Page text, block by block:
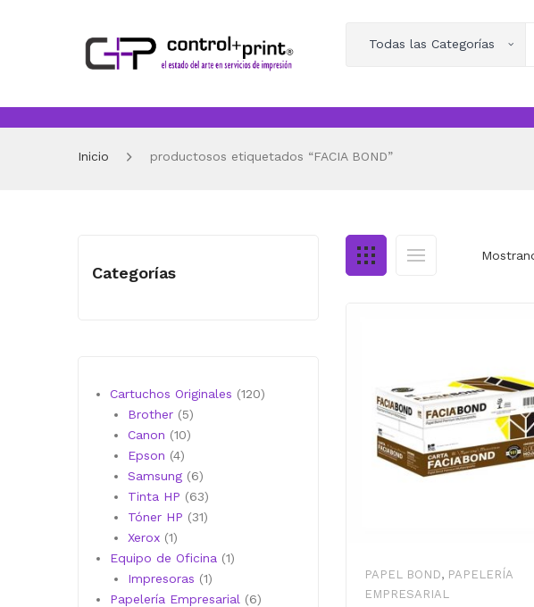
Todas las Categorías
Inicio productosos etiquetados “FACIA BOND”
PAPEL BOND, PAPELERÍA
EMPRESARIAL
Categorías
Cartuchos Originales 120120
Brother 55
productos
Canon 1010
Epson 44
productos
Samsung 66
productos
Tinta HP 6363
productos
Tóner HP 3131
Xerox 11
producto
Equipo de Oficina 11
Impresoras 11
producto
Papelería Empresarial 66